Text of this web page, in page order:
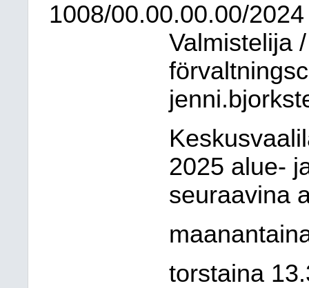
1008/00.00.00.00/2024
Valmistelija
2025 alue-
seuraavina
torstaina